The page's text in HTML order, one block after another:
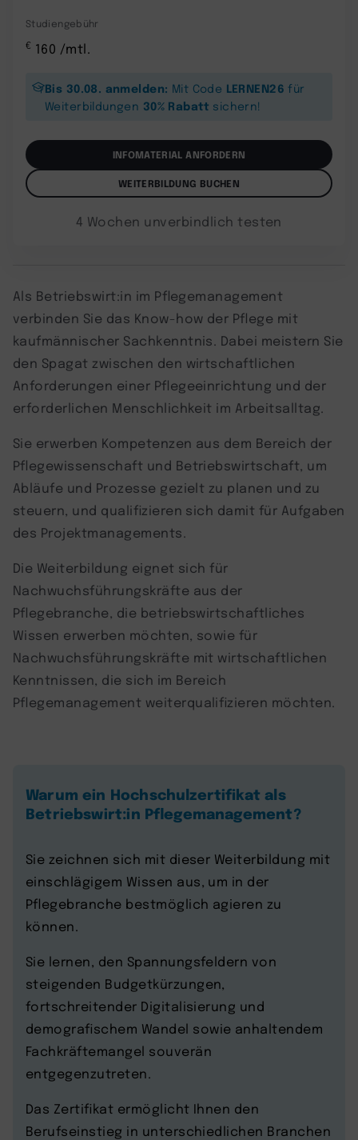
Studiengebühr
€ 160 /mtl.
Bis 30.08. anmelden: Mit Code LERNEN26 für
Weiterbildungen 30% Rabatt sichern!
INFOMATERIAL ANFORDERN
WEITERBILDUNG BUCHEN
4 Wochen unverbindlich testen
Als Betriebswirt:in im Pflegemanagement
verbinden Sie das Know-how der Pflege mit
kaufmännischer Sachkenntnis. Dabei meistern Sie
den Spagat zwischen den wirtschaftlichen
Anforderungen einer Pflegeeinrichtung und der
erforderlichen Menschlichkeit im Arbeitsalltag.
Sie erwerben Kompetenzen aus dem Bereich der
Pflegewissenschaft und Betriebswirtschaft, um
Abläufe und Prozesse gezielt zu planen und zu
steuern, und qualifizieren sich damit für Aufgaben
des Projektmanagements.
Die Weiterbildung eignet sich für
Nachwuchsführungskräfte aus der
Pflegebranche, die betriebswirtschaftliches
Wissen erwerben möchten, sowie für
Nachwuchsführungskräfte mit wirtschaftlichen
Kenntnissen, die sich im Bereich
Pflegemanagement weiterqualifizieren möchten.
Warum ein Hochschulzertifikat als
Betriebswirt:in Pflegemanagement?
Sie zeichnen sich mit dieser Weiterbildung mit
einschlägigem Wissen aus, um in der
Pflegebranche bestmöglich agieren zu
können.
Sie lernen, den Spannungsfeldern von
steigenden Budgetkürzungen,
fortschreitender Digitalisierung und
demografischem Wandel sowie anhaltendem
Fachkräftemangel souverän
entgegenzutreten.
Das Zertifikat ermöglicht Ihnen den
Berufseinstieg in unterschiedlichen Branchen